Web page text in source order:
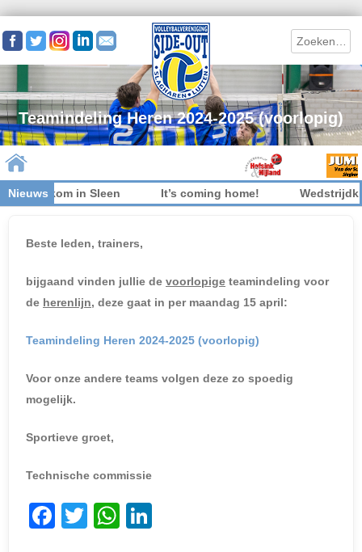
Search
Teamindeling Heren 2024-2025 (voorlopig)
Nieuws
welkom in Sleen It’s coming home!
Beste leden, trainers,
bijgaand vinden jullie de voorlopige teamindeling voor
de herenlijn, deze gaat in per maandag 15 april:
Teamindeling Heren 2024-2025 (voorlopig)
Voor onze andere teams volgen deze zo spoedig
mogelijk.
Sportieve groet,
Technische commissie
F
T
W